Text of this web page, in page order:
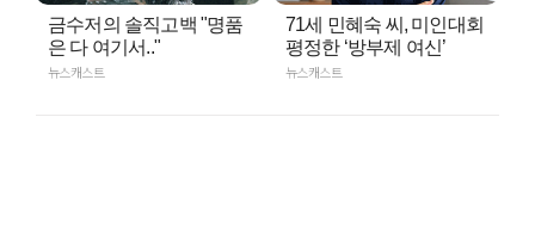
금수저의 솔직고백 "명품
은 다 여기서.."
뉴스캐스트
71세 민혜숙 씨, 미인대회
평정한 ‘방부제 여신’
뉴스캐스트